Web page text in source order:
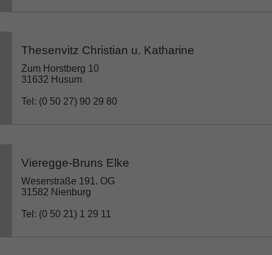
Thesenvitz Christian u. Katharine
Zum Horstberg 10
31632 Husum
Tel: (0 50 27) 90 29 80
Vieregge-Bruns Elke
Weserstraße 191. OG
31582 Nienburg
Tel: (0 50 21) 1 29 11